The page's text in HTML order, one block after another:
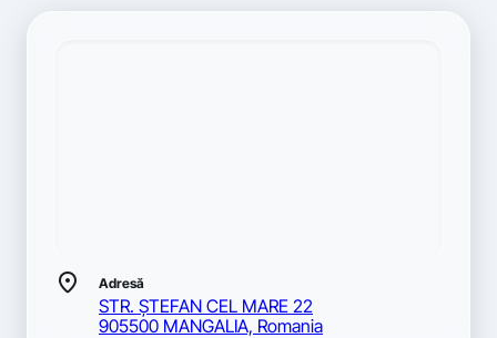
location_on Adresă
STR. ŞTEFAN CEL MARE 22
905500 MANGALIA, Romania